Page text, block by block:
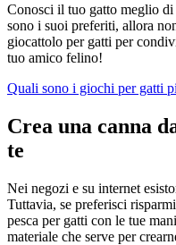
Conosci il tuo gatto meglio
sono i suoi preferiti, allora
giocattolo per gatti per
tuo amico felino!
Quali sono i giochi per gatti
Crea una canna
te
Nei negozi e su internet
Tuttavia, se preferisci
pesca per gatti con le tue
materiale che serve per